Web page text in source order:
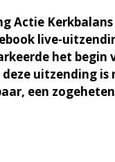
Actie
live-
het begin
uitzending is
een zogeheten